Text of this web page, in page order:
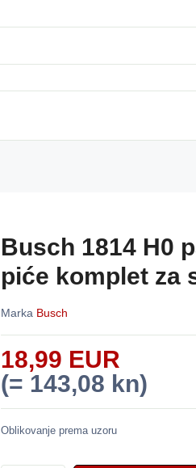
Busch 1814 H0
piće komplet za
Marka Busch
18,99 EUR
(= 143,08 kn)
Oblikovanje prema uzoru